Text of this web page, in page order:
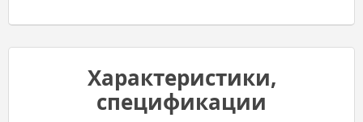
Характеристики,
спецификации